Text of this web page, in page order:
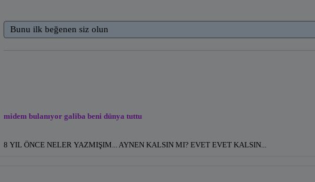
Bunu ilk beğenen siz olun
midem bulanıyor galiba beni dünya tuttu
8 YIL ÖNCE NELER YAZMIŞIM... AYNEN KALSIN MI? EVET EVET KALSIN...